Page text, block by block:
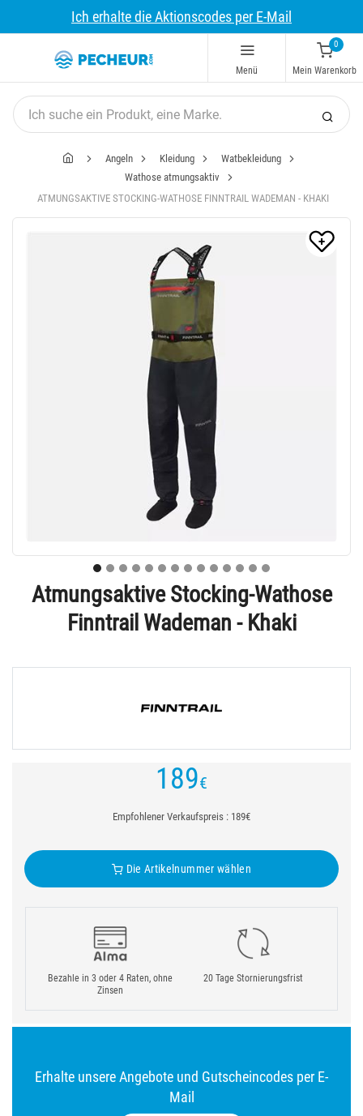
Ich erhalte die Aktionscodes per E-Mail
Menü
0
Mein Warenkorb
Angeln Kleidung
Watbekleidung
Wathose atmungsaktiv
ATMUNGSAKTIVE STOCKING-WATHOSE FINNTRAIL WADEMAN - KHAKI
Atmungsaktive Stocking-Wathose
Finntrail Wademan - Khaki
189€
Empfohlener Verkaufspreis : 189€
Die Artikelnummer wählen
Bezahle in 3 oder 4 Raten, ohne
Zinsen
20 Tage Stornierungsfrist
Erhalte unsere Angebote und Gutscheincodes per E-
Mail